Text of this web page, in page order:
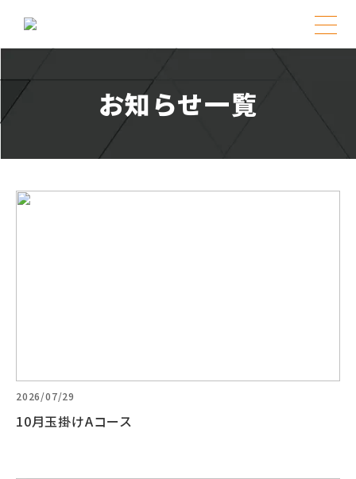
to
content
お知らせ一覧
2026/07/29
10月玉掛けAコース